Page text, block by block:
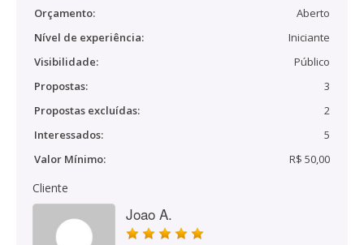
Orçamento:
Aberto
Nível de experiência:
Iniciante
Visibilidade:
Público
Propostas:
3
Propostas excluídas:
2
Interessados:
5
Valor Mínimo:
R$ 50,00
Cliente
Joao A.